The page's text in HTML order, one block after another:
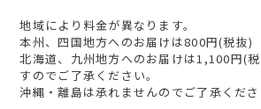
地域により料金が異なります。
本州、四国地方へのお届けは800円(税抜)
北海道、九州地方へのお届けは1,100円(
すのでご了承ください。
沖縄・離島は承れませんのでご了承くださ